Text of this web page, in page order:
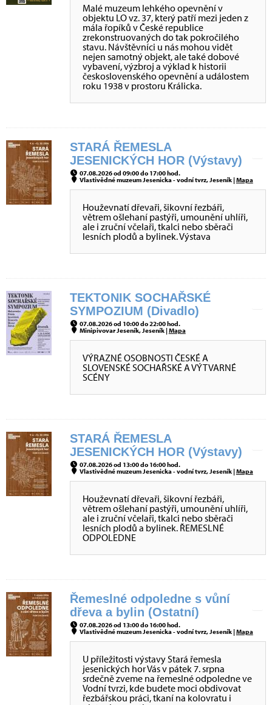
Malé muzeum lehkého opevnění v
objektu LO vz. 37, který patří mezi jeden z
mála řopíků v České republice
zrekonstruovaných do tak pokročilého
stavu. Návštěvníci u nás mohou vidět
nejen samotný objekt, ale také dobové
vybavení, výzbroj a výklad k historii
československého opevnění a událostem
roku 1938 v prostoru Králicka.
STARÁ ŘEMESLA
JESENICKÝCH HOR (Výstavy)
07.08.2026 od 09:00 do 17:00 hod.
Vlastivědné muzeum Jesenicka - vodní tvrz, Jeseník |Mapa
Houževnatí dřevaři, šikovní řezbáři,
větrem ošlehaní pastýři, umounění uhlíři,
ale i zruční včelaři, tkalci nebo sběrači
lesních plodů a bylinek. Výstava
TEKTONIK SOCHAŘSKÉ
SYMPOZIUM (Divadlo)
07.08.2026 od 10:00 do 22:00 hod.
Minipivovar Jeseník, Jeseník |Mapa
VÝRAZNÉ OSOBNOSTI ČESKÉ A
SLOVENSKÉ SOCHAŘSKÉ A VÝTVARNÉ
SCÉNY
STARÁ ŘEMESLA
JESENICKÝCH HOR (Výstavy)
07.08.2026 od 13:00 do 16:00 hod.
Vlastivědné muzeum Jesenicka - vodní tvrz, Jeseník |Mapa
Houževnatí dřevaři, šikovní řezbáři,
větrem ošlehaní pastýři, umounění uhlíři,
ale i zruční včelaři, tkalci nebo sběrači
lesních plodů a bylinek. ŘEMESLNÉ
ODPOLEDNE
Řemeslné odpoledne s vůní
dřeva a bylin (Ostatní)
07.08.2026 od 13:00 do 16:00 hod.
Vlastivědné muzeum Jesenicka - vodní tvrz, Jeseník |Mapa
U příležitosti výstavy Stará řemesla
jesenických hor Vás v pátek 7. srpna
srdečně zveme na řemeslné odpoledne ve
Vodní tvrzi, kde budete moci obdivovat
řezbářskou práci, tkaní na kolovratu i